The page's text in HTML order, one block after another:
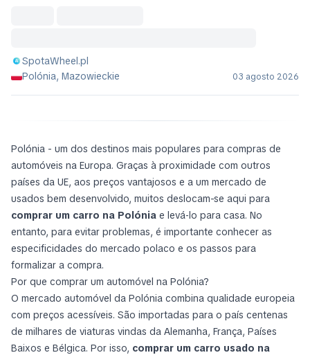
SpotaWheel.pl
Polónia, Mazowieckie
03 agosto 2026
Polónia - um dos destinos mais populares para compras de
automóveis na Europa. Graças à proximidade com outros
países da UE, aos preços vantajosos e a um mercado de
usados bem desenvolvido, muitos deslocam-se aqui para
comprar um carro na Polónia e levá‑lo para casa. No
entanto, para evitar problemas, é importante conhecer as
especificidades do mercado polaco e os passos para
formalizar a compra.
Por que comprar um automóvel na Polónia?
O mercado automóvel da Polónia combina qualidade europeia
com preços acessíveis. São importadas para o país centenas
de milhares de viaturas vindas da Alemanha, França, Países
Baixos e Bélgica. Por isso, comprar um carro usado na